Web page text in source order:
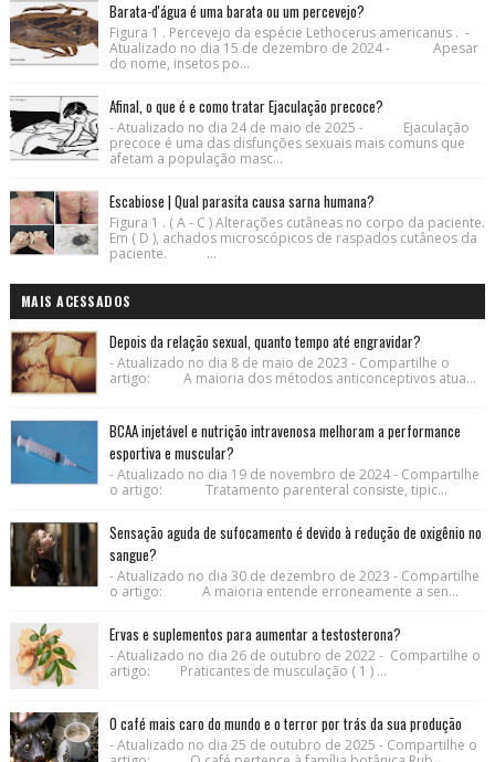
Barata-d'água é uma barata ou um percevejo?
Figura 1 . Percevejo da espécie Lethocerus americanus . -
Atualizado no dia 15 de dezembro de 2024 - Apesar
do nome, insetos po...
Afinal, o que é e como tratar Ejaculação precoce?
- Atualizado no dia 24 de maio de 2025 - Ejaculação
precoce é uma das disfunções sexuais mais comuns que
afetam a população masc...
Escabiose | Qual parasita causa sarna humana?
Figura 1 . ( A - C ) Alterações cutâneas no corpo da paciente.
Em ( D ), achados microscópicos de raspados cutâneos da
paciente. ...
MAIS ACESSADOS
Depois da relação sexual, quanto tempo até engravidar?
- Atualizado no dia 8 de maio de 2023 - Compartilhe o
artigo: A maioria dos métodos anticonceptivos atua...
BCAA injetável e nutrição intravenosa melhoram a performance
esportiva e muscular?
- Atualizado no dia 19 de novembro de 2024 - Compartilhe
o artigo: Tratamento parenteral consiste, tipic...
Sensação aguda de sufocamento é devido à redução de oxigênio no
sangue?
- Atualizado no dia 30 de dezembro de 2023 - Compartilhe
o artigo: A maioria entende erroneamente a sen...
Ervas e suplementos para aumentar a testosterona?
- Atualizado no dia 26 de outubro de 2022 - Compartilhe o
artigo: Praticantes de musculação ( 1 ) ...
O café mais caro do mundo e o terror por trás da sua produção
- Atualizado no dia 25 de outubro de 2025 - Compartilhe o